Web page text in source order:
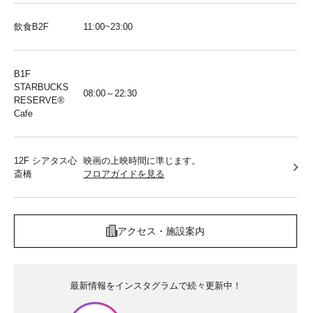
飲食B2F 11:00~23:00
B1F
STARBUCKS
RESERVE®︎
Cafe
08:00～22:30
12F シアタス心
斎橋
映画の上映時間に準じます。
フロアガイドを見る
アクセス・施設案内
最新情報をインスタグラムで続々更新中！